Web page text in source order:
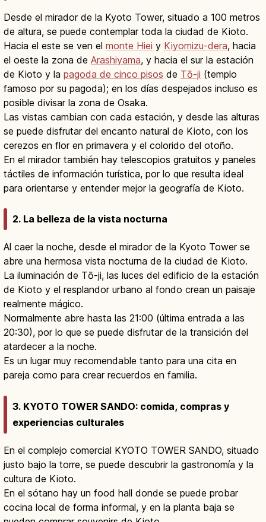
Desde el mirador de la Kyoto Tower, situado a 100 metros
de altura, se puede contemplar toda la ciudad de Kioto.
Hacia el este se ven el monte Hiei y Kiyomizu-dera, hacia
el oeste la zona de Arashiyama, y hacia el sur la estación
de Kioto y la pagoda de cinco pisos de Tō-ji (templo
famoso por su pagoda); en los días despejados incluso es
posible divisar la zona de Osaka.
Las vistas cambian con cada estación, y desde las alturas
se puede disfrutar del encanto natural de Kioto, con los
cerezos en flor en primavera y el colorido del otoño.
En el mirador también hay telescopios gratuitos y paneles
táctiles de información turística, por lo que resulta ideal
para orientarse y entender mejor la geografía de Kioto.
2. La belleza de la vista nocturna
Al caer la noche, desde el mirador de la Kyoto Tower se
abre una hermosa vista nocturna de la ciudad de Kioto.
La iluminación de Tō-ji, las luces del edificio de la estación
de Kioto y el resplandor urbano al fondo crean un paisaje
realmente mágico.
Normalmente abre hasta las 21:00 (última entrada a las
20:30), por lo que se puede disfrutar de la transición del
atardecer a la noche.
Es un lugar muy recomendable tanto para una cita en
pareja como para crear recuerdos en familia.
3. KYOTO TOWER SANDO: comida, compras y
experiencias culturales
En el complejo comercial KYOTO TOWER SANDO, situado
justo bajo la torre, se puede descubrir la gastronomía y la
cultura de Kioto.
En el sótano hay un food hall donde se puede probar
cocina local de forma informal, y en la planta baja se